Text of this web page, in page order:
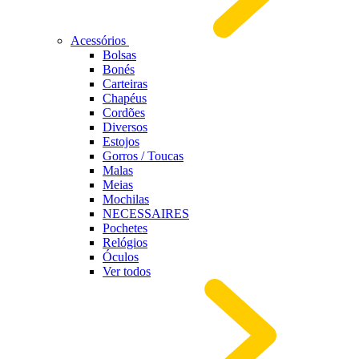
Acessórios
Bolsas
Bonés
Carteiras
Chapéus
Cordões
Diversos
Estojos
Gorros / Toucas
Malas
Meias
Mochilas
NECESSAIRES
Pochetes
Relógios
Óculos
Ver todos